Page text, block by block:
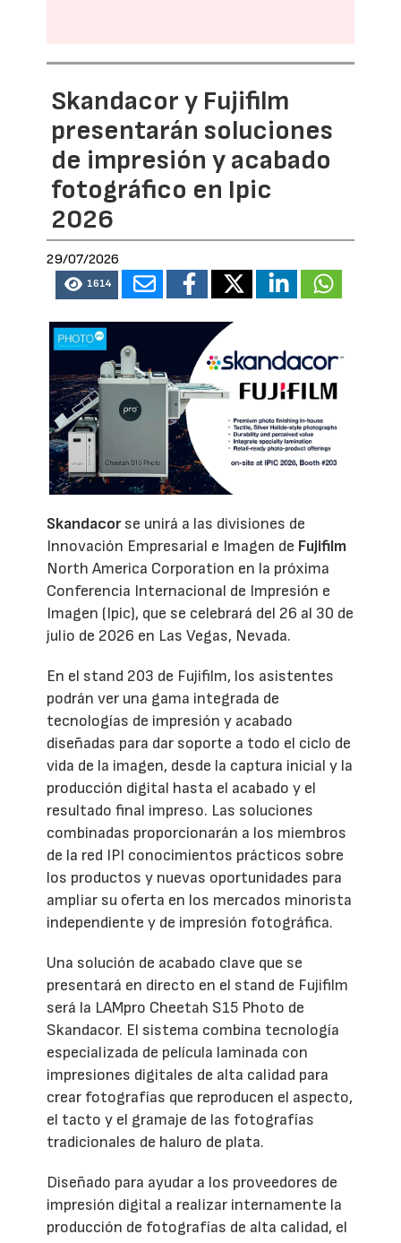
Skandacor y Fujifilm
presentarán soluciones
de impresión y acabado
fotográfico en Ipic
2026
29/07/2026
1614
Skandacorse unirá a las divisiones de
Innovación Empresarial e Imagen de Fujifilm
North America Corporation en la próxima
Conferencia Internacional de Impresión e
Imagen (Ipic), que se celebrará del 26 al 30 de
julio de 2026 en Las Vegas, Nevada.
En el stand 203 de Fujifilm, los asistentes
podrán ver una gama integrada de
tecnologías de impresión y acabado
diseñadas para dar soporte a todo el ciclo de
vida de la imagen, desde la captura inicial y la
producción digital hasta el acabado y el
resultado final impreso. Las soluciones
combinadas proporcionarán a los miembros
de la red IPI conocimientos prácticos sobre
los productos y nuevas oportunidades para
ampliar su oferta en los mercados minorista
independiente y de impresión fotográfica.
Una solución de acabado clave que se
presentará en directo en el stand de Fujifilm
será la LAMpro Cheetah S15 Photo de
Skandacor. El sistema combina tecnología
especializada de película laminada con
impresiones digitales de alta calidad para
crear fotografías que reproducen el aspecto,
el tacto y el gramaje de las fotografías
tradicionales de haluro de plata.
Diseñado para ayudar a los proveedores de
impresión digital a realizar internamente la
producción de fotografías de alta calidad, el